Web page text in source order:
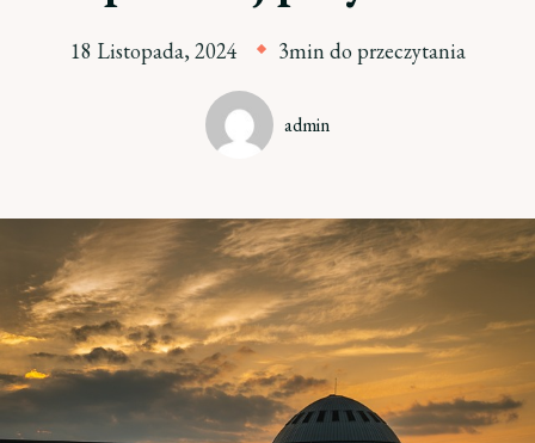
18 Listopada, 2024 3min do przeczytania
admin